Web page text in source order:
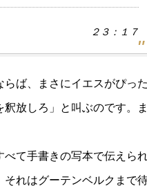
２３：１７
ば、まさにイエスがぴった
放しろ」と叫ぶのです。ま
て手書きの写本で伝えら
れはグーテンベルクまで